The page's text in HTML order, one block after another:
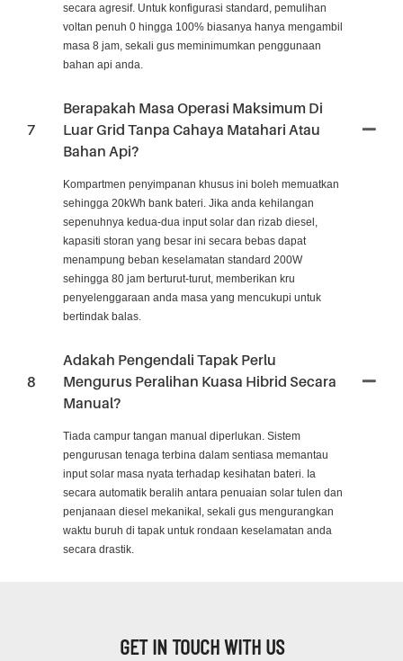
secara agresif. Untuk konfigurasi standard, pemulihan
voltan penuh 0 hingga 100% biasanya hanya mengambil
masa 8 jam, sekali gus meminimumkan penggunaan
bahan api anda.
7
Berapakah Masa Operasi Maksimum Di
Luar Grid Tanpa Cahaya Matahari Atau
Bahan Api?
Kompartmen penyimpanan khusus ini boleh memuatkan
sehingga 20kWh bank bateri. Jika anda kehilangan
sepenuhnya kedua-dua input solar dan rizab diesel,
kapasiti storan yang besar ini secara bebas dapat
menampung beban keselamatan standard 200W
sehingga 80 jam berturut-turut, memberikan kru
penyelenggaraan anda masa yang mencukupi untuk
bertindak balas.
8
Adakah Pengendali Tapak Perlu
Mengurus Peralihan Kuasa Hibrid Secara
Manual?
Tiada campur tangan manual diperlukan. Sistem
pengurusan tenaga terbina dalam sentiasa memantau
input solar masa nyata terhadap kesihatan bateri. Ia
secara automatik beralih antara penuaian solar tulen dan
penjanaan diesel mekanikal, sekali gus mengurangkan
waktu buruh di tapak untuk rondaan keselamatan anda
secara drastik.
GET IN TOUCH WITH US